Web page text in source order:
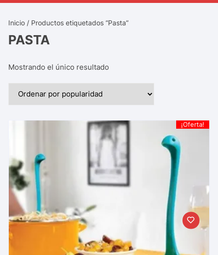
Inicio / Productos etiquetados “Pasta”
PASTA
Mostrando el único resultado
¡Oferta!